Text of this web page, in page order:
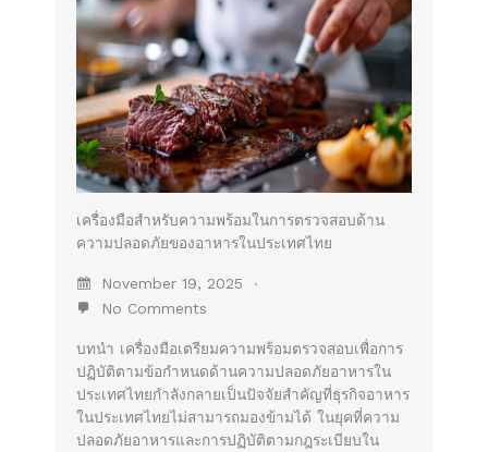
เครื่องมือสำหรับความพร้อมในการตรวจสอบด้าน
ความปลอดภัยของอาหารในประเทศไทย
November 19, 2025
No Comments
บทนำ เครื่องมือเตรียมความพร้อมตรวจสอบเพื่อการ
ปฏิบัติตามข้อกำหนดด้านความปลอดภัยอาหารใน
ประเทศไทยกำลังกลายเป็นปัจจัยสำคัญที่ธุรกิจอาหาร
ในประเทศไทยไม่สามารถมองข้ามได้ ในยุคที่ความ
ปลอดภัยอาหารและการปฏิบัติตามกฎระเบียบใน